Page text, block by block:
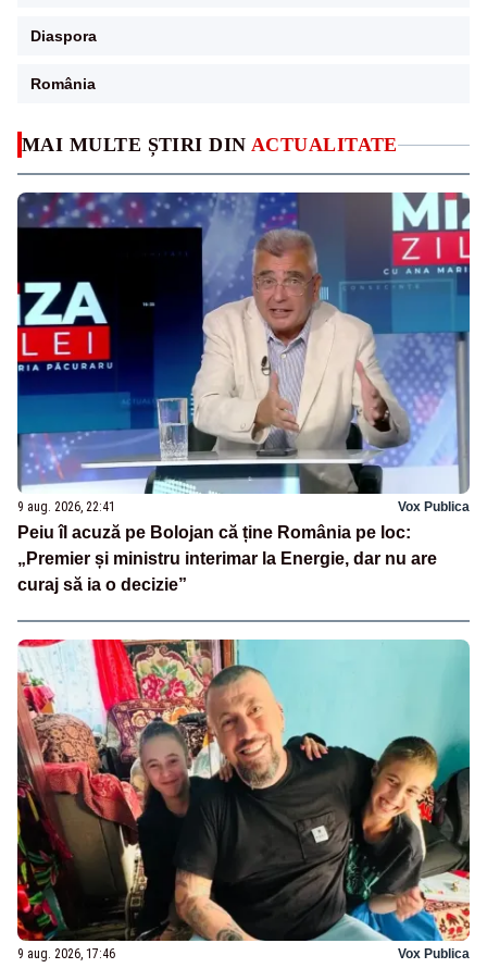
MAI MULTE ȘTIRI DIN ACTUALITATE
9 aug. 2026, 22:41 Vox Publica
Peiu îl acuză pe Bolojan că ține România pe loc:
„Premier și ministru interimar la Energie, dar nu are
curaj să ia o decizie”
9 aug. 2026, 17:46 Vox Publica
Diaspora
România